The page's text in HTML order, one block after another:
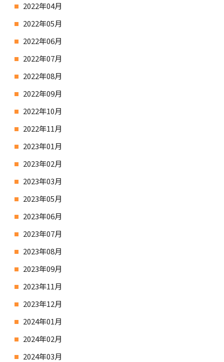
2022年04月
2022年05月
2022年06月
2022年07月
2022年08月
2022年09月
2022年10月
2022年11月
2023年01月
2023年02月
2023年03月
2023年05月
2023年06月
2023年07月
2023年08月
2023年09月
2023年11月
2023年12月
2024年01月
2024年02月
2024年03月